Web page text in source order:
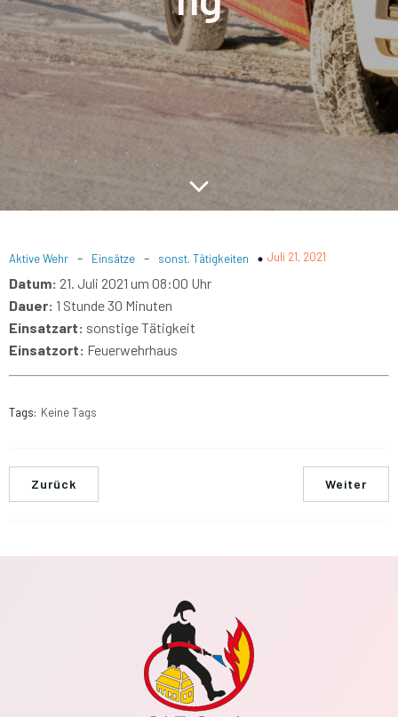
Aktive Wehr - Einsätze - sonst. Tätigkeiten Juli 21, 2021
Datum: 21. Juli 2021 um 08:00 Uhr
Dauer: 1 Stunde 30 Minuten
Einsatzart: sonstige Tätigkeit
Einsatzort: Feuerwehrhaus
Tags: Keine Tags
Zurück Weiter